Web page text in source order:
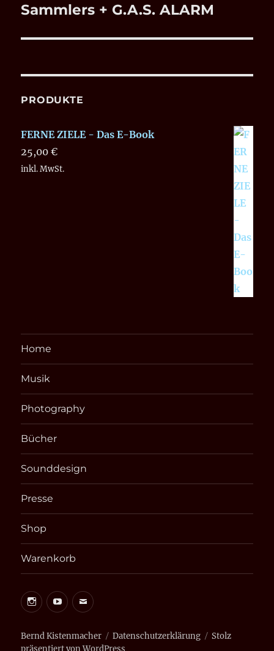
Beitrag:
Sammlers + G.A.S. ALARM
PRODUKTE
FERNE ZIELE - Das E-Book
25,00€
inkl. MwSt.
Home
Musik
Photography
Bücher
Sounddesign
Presse
Shop
Warenkorb
Instagram
Youtube
E-
Bernd
Bernd Kistenmacher Datenschutzerklärung
Stolz
präsentiert von WordPress